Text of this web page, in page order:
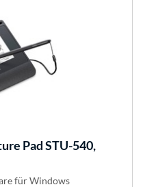
Pad STU-540,
für Windows